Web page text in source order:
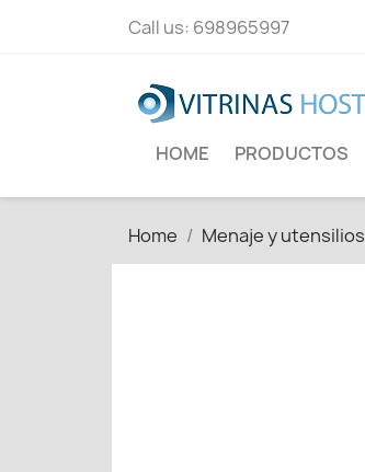
Call us: 698965997
HOME PRODUCTOS
Home Menaje y utensilios